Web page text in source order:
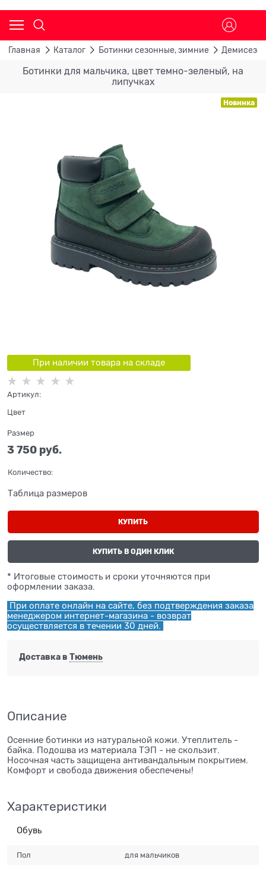
Главная Каталог Ботинки сезонные, зимние
Ботинки для мальчика, цвет темно-зеленый, на
липучках
Новинка
При наличии товара на складе
Артикул:
Цвет
Размер
3 750 руб.
Количество:
Таблица размеров
КУПИТЬ
КУПИТЬ В ОДИН КЛИК
* Итоговые стоимость и сроки уточняются при
оформлении заказа.
При оплате онлайн на сайте, без подтверждения заказа
менеджером интернет-магазина - возврат
осуществляется в течении 30 дней.
Доставка в Тюмень
Описание
Осенние ботинки из натуральной кожи. Утеплитель -
байка. Подошва из материала ТЭП - не скользит.
Носочная часть защищена антивандальным покрытием.
Комфорт и свобода движения обеспечены!
Характеристики
Обувь
Пол для мальчиков